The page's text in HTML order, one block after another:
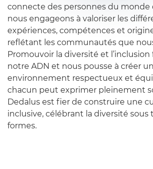
connecte des personnes du monde
nous engageons à valoriser les
expériences, compétences et
reflétant les communautés que
Promouvoir la diversité et
notre ADN et nous pousse à créer un
environnement respectueux et
chacun peut exprimer pleinement
Dedalus est fier de construire une
inclusive, célébrant la diversité sous
formes.